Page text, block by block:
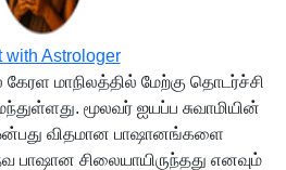
with Astrologer
மாநிலத்தில் மேற்கு தொடர்ச்சி
மூலவர் ஐயப்ப சுவாமியின்
விதமான பாஷானங்களை
பாஷான சிலையாயிருந்தது எனவும்